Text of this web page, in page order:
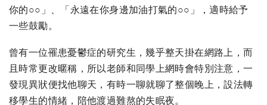
你的○○」、「永遠在你身邊加油打氣的○○」，適時給予
一些鼓勵。
曾有一位罹患憂鬱症的研究生，幾乎整天掛在網路上，而
且時常更改暱稱，所以老師和同學上網時會特別注意，一
發現異狀便找他聊天，有時一聊就聊了整個晚上，設法轉
移學生的情緒，陪他渡過難熬的失眠夜。